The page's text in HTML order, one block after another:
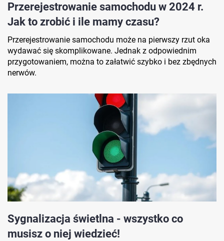
Przerejestrowanie samochodu w 2024 r.
Jak to zrobić i ile mamy czasu?
Przerejestrowanie samochodu może na pierwszy rzut oka
wydawać się skomplikowane. Jednak z odpowiednim
przygotowaniem, można to załatwić szybko i bez zbędnych
nerwów.
Sygnalizacja świetlna - wszystko co
musisz o niej wiedzieć!